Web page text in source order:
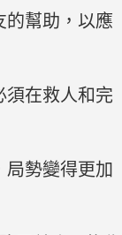
的幫助，以應
須在救人和完
局勢變得更加